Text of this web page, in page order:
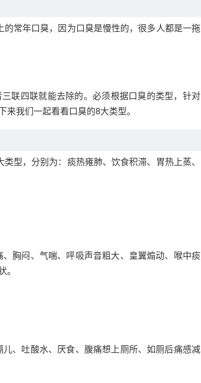
常年口臭，因为口臭是慢性的，很多人都是一拖
联四联就能去除的。必须根据口臭的类型，针对
我们一起看看口臭的8大类型。
型，分别为：痰热雍肺、饮食积滞、胃热上蒸、
胸闷、气喘、呯吸声音粗大、皇翼煽动、喉中痰
、吐酸水、厌食、腹痛想上厕所、如厕后痛感减